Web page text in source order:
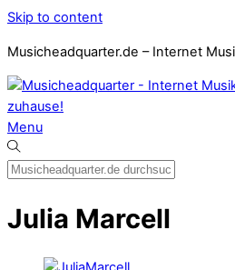
Skip to content
Musicheadquarter.de – Internet
Menu
Julia Marcell